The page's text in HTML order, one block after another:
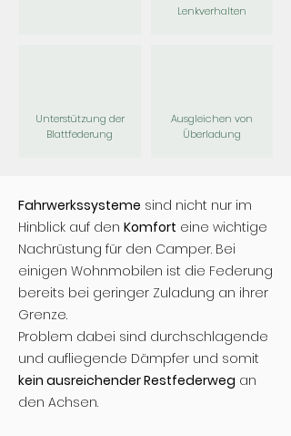
Unterstützung der
Blattfederung
Lenkverhalten
Ausgleichen von
Überladung
Fahrwerkssysteme sind nicht nur im
Hinblick auf den Komfort eine wichtige
Nachrüstung für den Camper. Bei
einigen Wohnmobilen ist die Federung
bereits bei geringer Zuladung an ihrer
Grenze.
Problem dabei sind durchschlagende
und aufliegende Dämpfer und somit
kein ausreichender Restfederweg an
den Achsen.